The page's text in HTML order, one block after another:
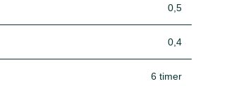
0,5
0,4
6 timer